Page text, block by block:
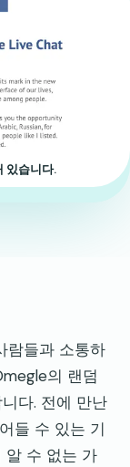
있습니다.
람들과 소통하
의 랜덤
다. 전에 만난
들 수 있는 기
알 수 없는 가